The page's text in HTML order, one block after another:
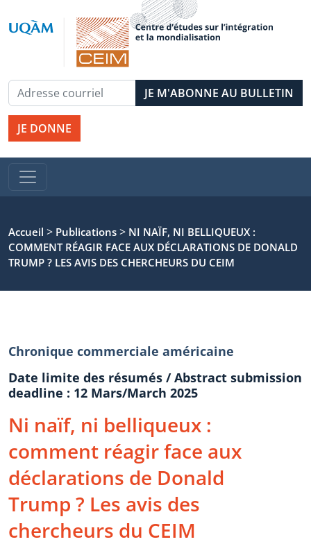
JE DONNE
Accueil > Publications > NI NAÏF, NI BELLIQUEUX :
COMMENT RÉAGIR FACE AUX DÉCLARATIONS DE DONALD
TRUMP ? LES AVIS DES CHERCHEURS DU CEIM
Chronique commerciale américaine
Date limite des résumés / Abstract submission
deadline : 12 Mars/March 2025
Ni naïf, ni belliqueux :
comment réagir face aux
déclarations de Donald
Trump ? Les avis des
chercheurs du CEIM